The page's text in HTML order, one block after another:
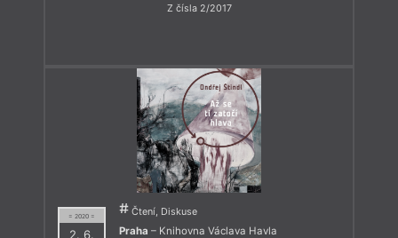
Z čísla 2/2017
= 2020 =
2. 6.
Čtení, Diskuse
Praha – Knihovna Václava Havla